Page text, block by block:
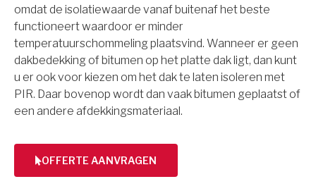
omdat de isolatiewaarde vanaf buitenaf het beste
functioneert waardoor er minder
temperatuurschommeling plaatsvind. Wanneer er geen
dakbedekking of bitumen op het platte dak ligt, dan kunt
u er ook voor kiezen om het dak te laten isoleren met
PIR. Daar bovenop wordt dan vaak bitumen geplaatst of
een andere afdekkingsmateriaal.
OFFERTE AANVRAGEN